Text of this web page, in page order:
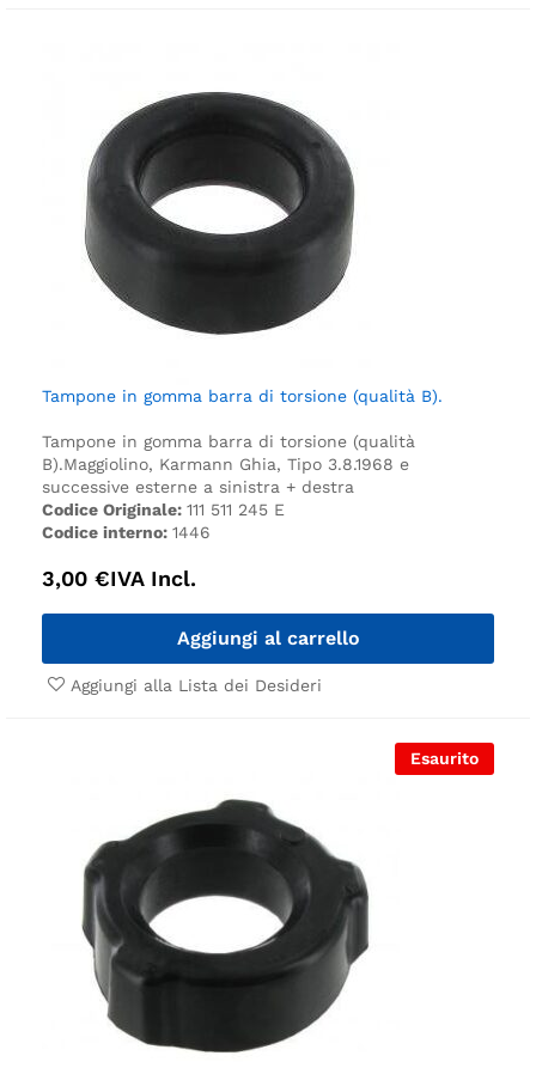
Tampone in gomma barra di torsione (qualità B).
Tampone in gomma barra di torsione (qualità
B).Maggiolino, Karmann Ghia, Tipo 3.8.1968 e
successive esterne a sinistra + destra
Codice Originale: 111 511 245 E
Codice interno: 1446
3,00 €IVA Incl.
Aggiungi al carrello
Aggiungi alla Lista dei Desideri
Esaurito